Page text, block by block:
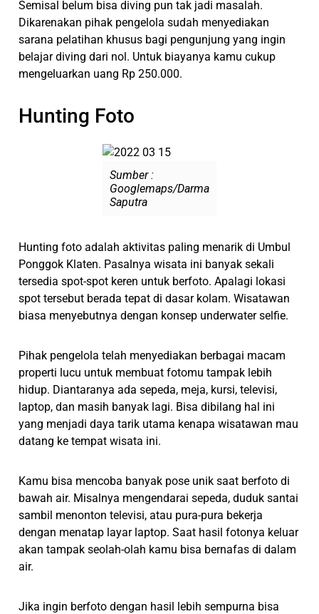
Semisal belum bisa diving pun tak jadi masalah.
Dikarenakan pihak pengelola sudah menyediakan
sarana pelatihan khusus bagi pengunjung yang ingin
belajar diving dari nol. Untuk biayanya kamu cukup
mengeluarkan uang Rp 250.000.
Hunting Foto
Sumber :
Googlemaps/Darma
Saputra
Hunting foto adalah aktivitas paling menarik di Umbul
Ponggok Klaten. Pasalnya wisata ini banyak sekali
tersedia spot-spot keren untuk berfoto. Apalagi lokasi
spot tersebut berada tepat di dasar kolam. Wisatawan
biasa menyebutnya dengan konsep underwater selfie.
Pihak pengelola telah menyediakan berbagai macam
properti lucu untuk membuat fotomu tampak lebih
hidup. Diantaranya ada sepeda, meja, kursi, televisi,
laptop, dan masih banyak lagi. Bisa dibilang hal ini
yang menjadi daya tarik utama kenapa wisatawan mau
datang ke tempat wisata ini.
Kamu bisa mencoba banyak pose unik saat berfoto di
bawah air. Misalnya mengendarai sepeda, duduk santai
sambil menonton televisi, atau pura-pura bekerja
dengan menatap layar laptop. Saat hasil fotonya keluar
akan tampak seolah-olah kamu bisa bernafas di dalam
air.
Jika ingin berfoto dengan hasil lebih sempurna bisa